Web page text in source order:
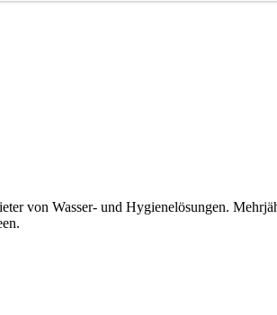
von Wasser- und Hygienelösungen.